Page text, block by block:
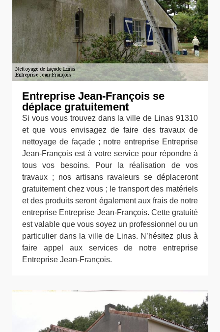
Entreprise Jean-François se
déplace gratuitement
Si vous vous trouvez dans la ville de Linas 91310
et que vous envisagez de faire des travaux de
nettoyage de façade ; notre entreprise Entreprise
Jean-François est à votre service pour répondre à
tous vos besoins. Pour la réalisation de vos
travaux ; nos artisans ravaleurs se déplaceront
gratuitement chez vous ; le transport des matériels
et des produits seront également aux frais de notre
entreprise Entreprise Jean-François. Cette gratuité
est valable que vous soyez un professionnel ou un
particulier dans la ville de Linas. N’hésitez plus à
faire appel aux services de notre entreprise
Entreprise Jean-François.